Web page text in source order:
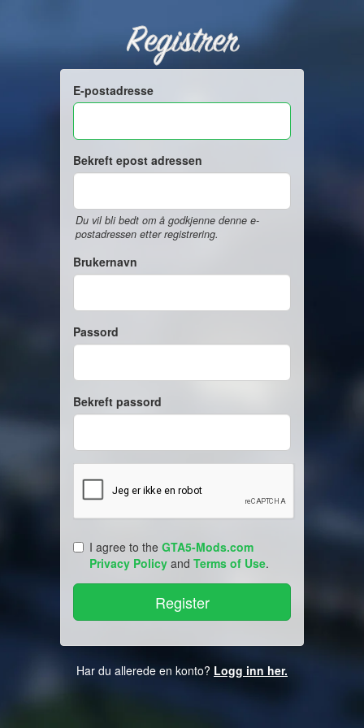
Registrer
E-postadresse
Bekreft epost adressen
Du vil bli bedt om å godkjenne denne e-
postadressen etter registrering.
Brukernavn
Passord
Bekreft passord
I agree to the GTA5-Mods.com
Privacy Policy and Terms of Use.
Har du allerede en konto? Logg inn her.